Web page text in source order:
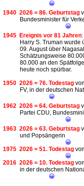
😀
1940 2026 = 86. Geburtstag
Bundesminister für
😀
1945 Ereignis vor 81 Jahren
Harry S. Truman wurde
09. August über
Schätzungsweise
80.000 an den
heute noch spürbar.
1950 2026 = 76. Todestag
FV, in der deutschen
😀
1962 2026 = 64. Geburtstag
Partei CDU,
😀
1963 2026 = 63. Geburtstag
und Popsängerin
😀
1975 2026 = 51. Todestag
😀
2016 2026 = 10. Todestag
in der deutschen
😀